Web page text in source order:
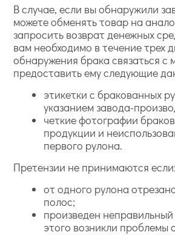
В случае, если вы обнаружили
можете обменять товар на
запросить возврат денежных
вам необходимо в течение трех
обнаружения брака связаться с
предоставить ему следующие
этикетки с бракованных
указанием завода-
четкие фотографии
продукции и
первого рулона.
Претензии не принимаются если:
от одного рулона
полос;
произведен
этого возникли проблемы